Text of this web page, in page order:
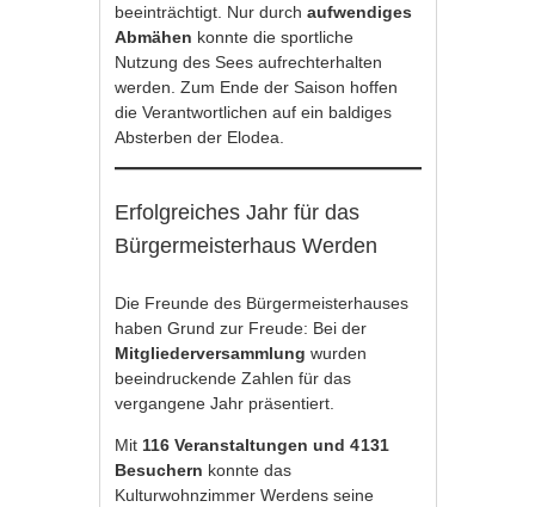
beeinträchtigt. Nur durchaufwendiges
Abmähen konnte die sportliche
Nutzung des Sees aufrechterhalten
werden. Zum Ende der Saison hoffen
die Verantwortlichen auf ein baldiges
Absterben der Elodea.
Erfolgreiches Jahr für das
Bürgermeisterhaus Werden
Die Freunde des Bürgermeisterhauses
haben Grund zur Freude: Bei der
Mitgliederversammlungwurden
beeindruckende Zahlen für das
vergangene Jahr präsentiert.
Mit 116 Veranstaltungen und 4 131
Besuchern konnte das
Kulturwohnzimmer Werdens seine